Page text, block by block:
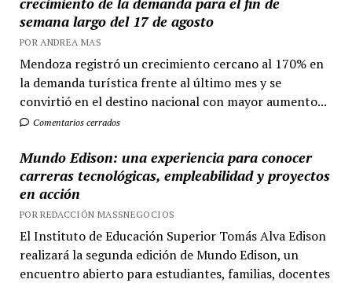
semana largo del 17 de agosto
POR ANDREA MAS
Mendoza registró un crecimiento cercano al 170% en
la demanda turística frente al último mes y se
convirtió en el destino nacional con mayor aumento...
Comentarios cerrados
Mundo Edison: una experiencia para conocer
carreras tecnológicas, empleabilidad y proyectos
en acción
POR REDACCIÓN MASSNEGOCIOS
El Instituto de Educación Superior Tomás Alva Edison
realizará la segunda edición de Mundo Edison, un
encuentro abierto para estudiantes, familias, docentes